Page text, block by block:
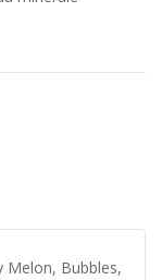
Melon, Bubbles,